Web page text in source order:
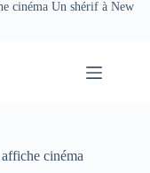
cinéma Un shérif à New
affiche cinéma